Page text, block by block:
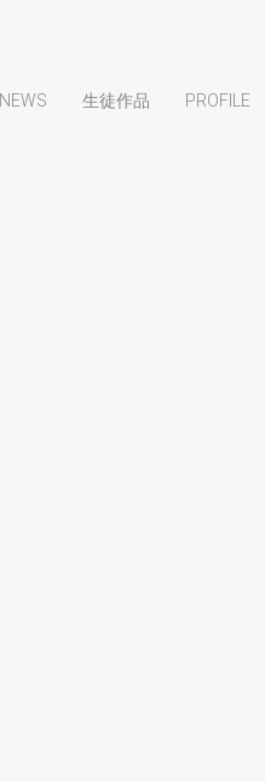
NEWS 生徒作品 PROFILE